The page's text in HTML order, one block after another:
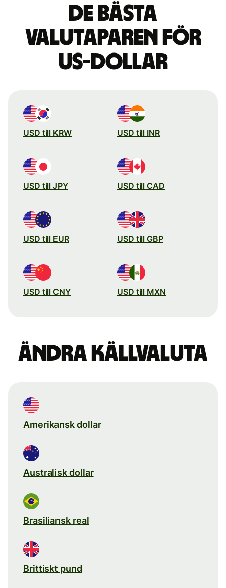
De bästa
valutaparen för
US-dollar
USD till KRW USD till INR
USD till JPY USD till CAD
USD till EUR USD till GBP
USD till CNY USD till MXN
Ändra källvaluta
Amerikansk dollar
Australisk dollar
Brasiliansk real
Brittiskt pund